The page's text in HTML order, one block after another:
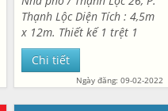
Thạnh Lộc Diện Tích : 4,5m
x 12m. Thiết kế 1 trệt 1
lửng 3 lầu. DTSD 211m2.
Gồm 4PN, 5WC, 1 Phòng
thờ, 2 sân thượng trước
Chi tiết
Ngày đăng: 09-02-2022